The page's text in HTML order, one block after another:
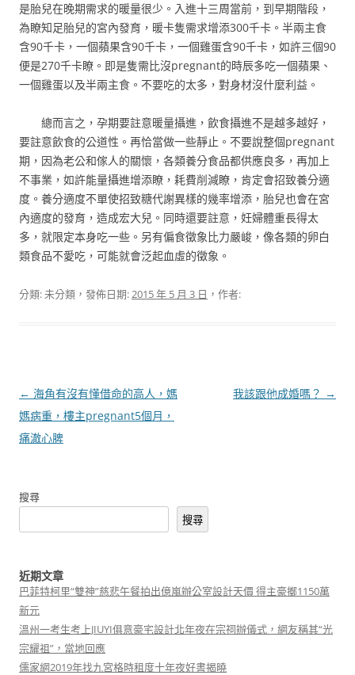
是胎兒在晚期需求的暖量很少。入進十三周當前，到早期階段，
為瞭知足胎兒的宮內發育，暖卡隻需求增添300千卡。半兩主食
含90千卡，一個蘋果含90千卡，一個雞蛋含90千卡，如許三個90
便是270千卡瞭。即是隻需比沒pregnant的時辰多吃一個蘋果、
一個雞蛋以及半兩主食。不要吃的太多，對身材沒什麼利益。
總而言之，孕期要註意暖量攝進，飲食攝進不是越多越好，
要註意飲食的公道性。再恰當做一些靜止。不要說整個pregnant
期，因為老公和傢人的關懷，各類養分食品都供應良多，再加上
不事業，如許能量攝進增添瞭，耗費削減瞭，肯定會招致養分適
度。養分適度不單使招致糖代謝異樣的幾率增添，胎兒也會在宮
內適度的發育，造成宏大兒。同時還要註意，妊婦體重長得太
多，就限定本身吃一些。另有偏食徵象比力嚴峻，像各類的卵白
類食品不愛吃，可能就會泛起血虛的徵象。
分類: 未分類，發佈日期:2015 年 5 月 3 日 ，作者:
文
章
導
← 海角有沒有懂借命的高人，媽
媽病重，樓主pregnant5個月，
痛澈心脾
我該跟他成婚嗎？ →
搜尋
搜尋
近期文章
巴菲特柯里“雙神”慈悲午餐拍出億嵐辦公室設計天價 得主豪擲1150萬
新元
溫州一考生考上JIUYI俱意豪宅設計北年夜在宗祠辦儀式，網友稱其“光
宗耀祖”，當地回應
儒家網2019年找九宮格時租度十年夜好書揭曉